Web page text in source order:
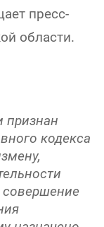
пресс-
области.
признан
кодекса
совершение